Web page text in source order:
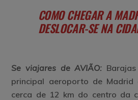
COMO CHEGAR A
DESLOCAR-SE NA
Se viajares de AVIÃO:
principal aeroporto de
cerca de 12 km do centro da